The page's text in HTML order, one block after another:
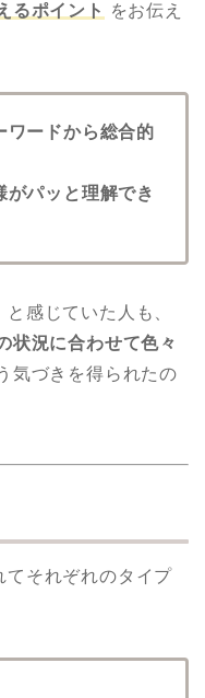
るポイント
をお伝え
ワードから総合的
がパッと理解でき
感じていた人も、
状況に合わせて色々
気づきを得られたの
てそれぞれのタイプ